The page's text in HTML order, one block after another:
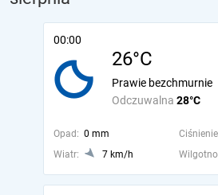
00:00
26°C
Odczuwalna 28°C
Prawie bezchmurnie
Opad: 0 mm
Wiatr:
7 km/h